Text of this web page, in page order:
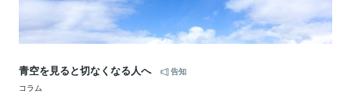
青空を見ると切なくなる人へ
告知
コラム